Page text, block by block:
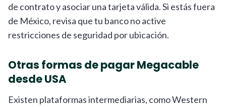
de contrato y asociar una tarjeta válida. Si estás fuera
de México, revisa que tu banco no active
restricciones de seguridad por ubicación.
Otras formas de pagar Megacable
desde USA
Existen plataformas intermediarias, como Western